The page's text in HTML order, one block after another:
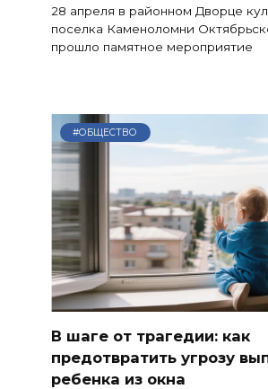
28 апреля в районном Дворце
поселка Каменоломни
прошло памятное мероприятие
#ОБЩЕСТВО
В шаге от трагедии: как
предотвратить угрозу
ребенка из окна